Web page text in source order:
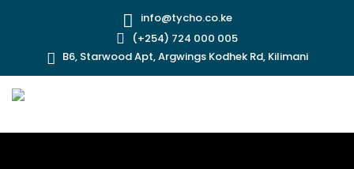
info@tycho.co.ke
(+254) 724 000 005
B6, Starwood Apt, Argwings Kodhek Rd, Kilimani